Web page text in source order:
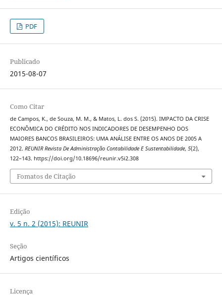
PDF
Publicado
2015-08-07
Como Citar
de Campos, K., de Souza, M. M., & Matos, L. dos S. (2015). IMPACTO DA CRISE
ECONÔMICA DO CRÉDITO NOS INDICADORES DE DESEMPENHO DOS
MAIORES BANCOS BRASILEIROS: UMA ANÁLISE ENTRE OS ANOS DE 2005 A
2012. REUNIR Revista De Administração Contabilidade E Sustentabilidade, 5(2),
122–143. https://doi.org/10.18696/reunir.v5i2.308
Fomatos de Citação
Edição
v. 5 n. 2 (2015): REUNIR
Seção
Artigos científicos
Licença